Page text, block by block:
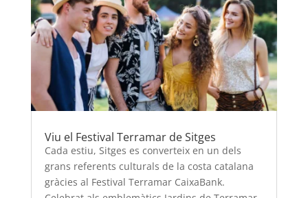
Viu el Festival Terramar de Sitges
Cada estiu, Sitges es converteix en un dels
grans referents culturals de la costa catalana
gràcies al Festival Terramar CaixaBank.